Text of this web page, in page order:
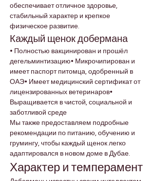
обеспечивает отличное здоровье,
стабильный характер и крепкое
физическое развитие.
Каждый щенок добермана
• Полностью вакцинирован и прошёл
дегельминтизацию• Микрочипирован и
имеет паспорт питомца, одобренный в
ОАЭ• Имеет медицинский сертификат от
лицензированных ветеринаров•
Выращивается в чистой, социальной и
заботливой среде
Мы также предоставляем подробные
рекомендации по питанию, обучению и
грумингу, чтобы каждый щенок легко
адаптировался в новом доме в Дубае.
Характер и темперамент